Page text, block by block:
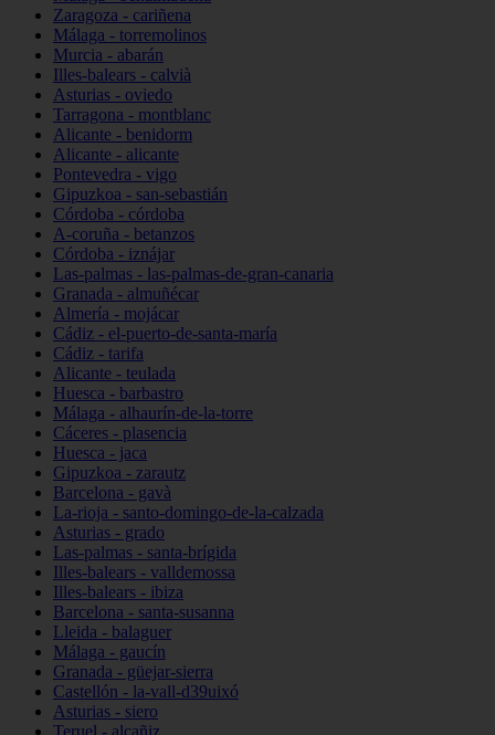
Zaragoza - cariñena
Málaga - torremolinos
Murcia - abarán
Illes-balears - calvià
Asturias - oviedo
Tarragona - montblanc
Alicante - benidorm
Alicante - alicante
Pontevedra - vigo
Gipuzkoa - san-sebastián
Córdoba - córdoba
A-coruña - betanzos
Córdoba - iznájar
Las-palmas - las-palmas-de-gran-canaria
Granada - almuñécar
Almería - mojácar
Cádiz - el-puerto-de-santa-maría
Cádiz - tarifa
Alicante - teulada
Huesca - barbastro
Málaga - alhaurín-de-la-torre
Cáceres - plasencia
Huesca - jaca
Gipuzkoa - zarautz
Barcelona - gavà
La-rioja - santo-domingo-de-la-calzada
Asturias - grado
Las-palmas - santa-brígida
Illes-balears - valldemossa
Illes-balears - ibiza
Barcelona - santa-susanna
Lleida - balaguer
Málaga - gaucín
Granada - güejar-sierra
Castellón - la-vall-d39uixó
Asturias - siero
Teruel - alcañiz